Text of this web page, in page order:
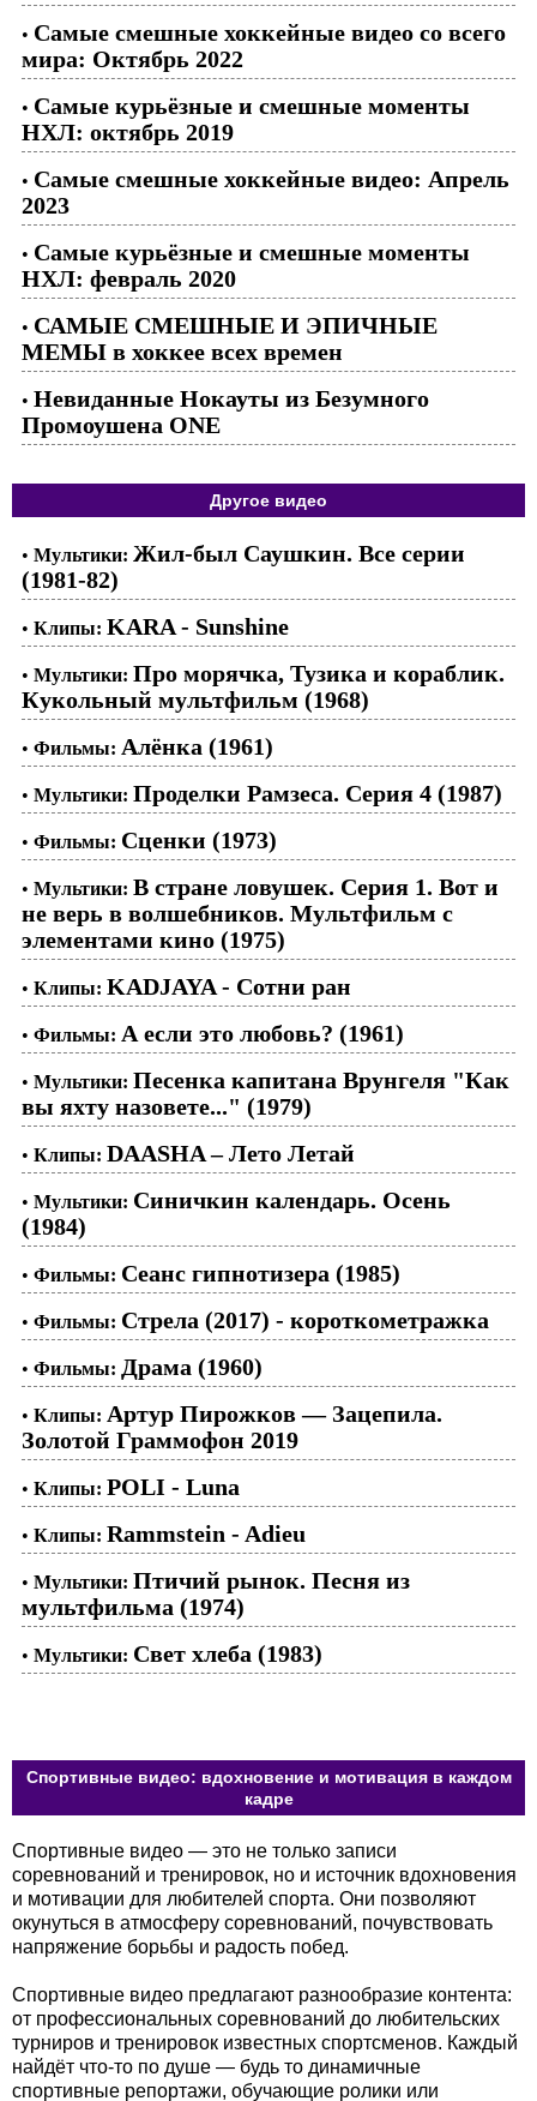
• Самые смешные хоккейные видео со всего
мира: Октябрь 2022
• Самые курьёзные и смешные моменты
НХЛ: октябрь 2019
• Самые смешные хоккейные видео: Апрель
2023
• Самые курьёзные и смешные моменты
НХЛ: февраль 2020
• САМЫЕ СМЕШНЫЕ И ЭПИЧНЫЕ
МЕМЫ в хоккее всех времен
• Невиданные Нокауты из Безумного
Промоушена ONE
Другое видео
• Мультики: Жил-был Саушкин. Все серии
(1981-82)
• Клипы: KARA - Sunshine
• Мультики: Про морячка, Тузика и кораблик.
Кукольный мультфильм (1968)
• Фильмы: Алёнка (1961)
• Мультики: Проделки Рамзеса. Серия 4 (1987)
• Фильмы: Сценки (1973)
• Мультики: В стране ловушек. Серия 1. Вот и
не верь в волшебников. Мультфильм с
элементами кино (1975)
• Клипы: KADJAYA - Сотни ран
• Фильмы: А если это любовь? (1961)
• Мультики: Песенка капитана Врунгеля "Как
вы яхту назовете..." (1979)
• Клипы: DAASHA – Лето Летай
• Мультики: Синичкин календарь. Осень
(1984)
• Фильмы: Сеанс гипнотизера (1985)
• Фильмы: Стрела (2017) - короткометражка
• Фильмы: Драма (1960)
• Клипы: Артур Пирожков — Зацепила.
Золотой Граммофон 2019
• Клипы: POLI - Luna
• Клипы: Rammstein - Adieu
• Мультики: Птичий рынок. Песня из
мультфильма (1974)
• Мультики: Свет хлеба (1983)
Спортивные видео: вдохновение и мотивация в каждом
кадре
Спортивные видео — это не только записи
соревнований и тренировок, но и источник вдохновения
и мотивации для любителей спорта. Они позволяют
окунуться в атмосферу соревнований, почувствовать
напряжение борьбы и радость побед.
Спортивные видео предлагают разнообразие контента:
от профессиональных соревнований до любительских
турниров и тренировок известных спортсменов. Каждый
найдёт что-то по душе — будь то динамичные
спортивные репортажи, обучающие ролики или